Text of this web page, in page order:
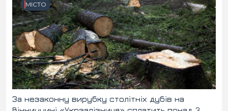
МІСТО
За незаконну вирубку столітніх дубів на